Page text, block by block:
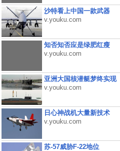
沙特看上中国一款武器
v.youku.com
知否知否应是绿肥红瘦
v.youku.com
亚洲大国核潜艇梦终实现
v.youku.com
日心神战机大量新技术
v.youku.com
苏-57威胁F-22地位